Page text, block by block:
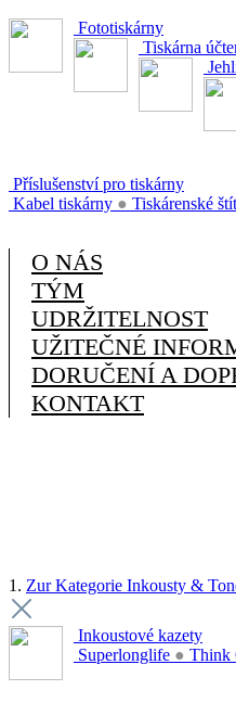
Fototiskárny
Tiskárna
Příslušenství pro tiskárny
Kabel tiskárny ● Tiskárenské
O NÁS
TÝM
UDRŽITELNOST
UŽITEČNÉ
DORUČENÍ A
KONTAKT
1. Zur Kategorie Inkousty &
Inkoustové kazety
Superlonglife ● Think